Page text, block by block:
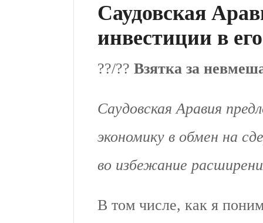
Саудовская
инвестиции в
??/?? Взятка за
Саудовская Аравия
экономику в обмен на
во избежание
В том числе, как я